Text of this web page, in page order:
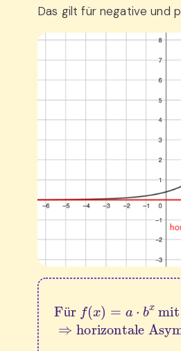
Das gilt für negative und
ü
Für f(x)= bx mit b>
horizontale Asymptote: